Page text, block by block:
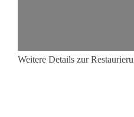
Weitere Details zur